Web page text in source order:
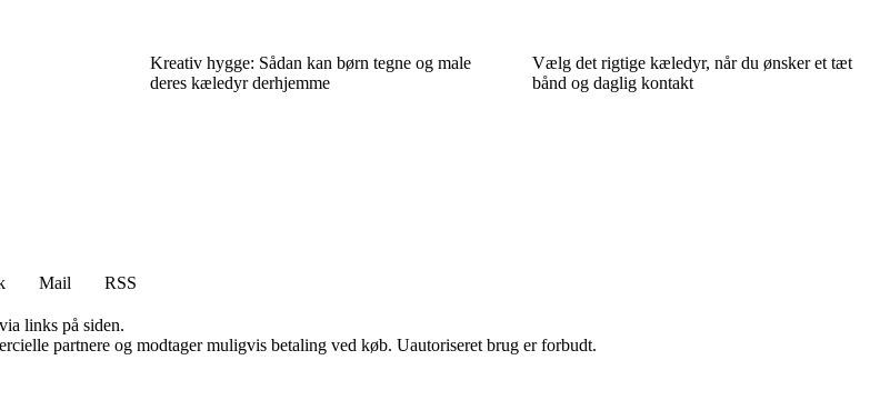
Kreativ hygge: Sådan kan børn tegne og male
deres kæledyr derhjemme
Vælg det rigtige kæledyr, når du ønsker et tæt
bånd og daglig kontakt
Mail
RSS
links på siden.
partnere og modtager muligvis betaling ved køb. Uautoriseret brug er forbudt.